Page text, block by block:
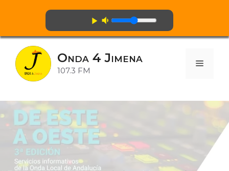
Saltar
contenido
play_arrow volume_down
Onda 4 Jimena
107.3 FM
Menú